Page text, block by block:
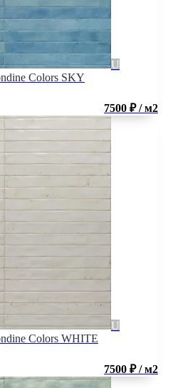
Colors SKY
7500 ₽ / м2
Colors WHITE
7500 ₽ / м2